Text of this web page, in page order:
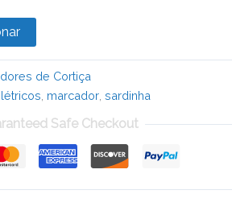
de Cortiça
marcador sardinha
Safe Checkout